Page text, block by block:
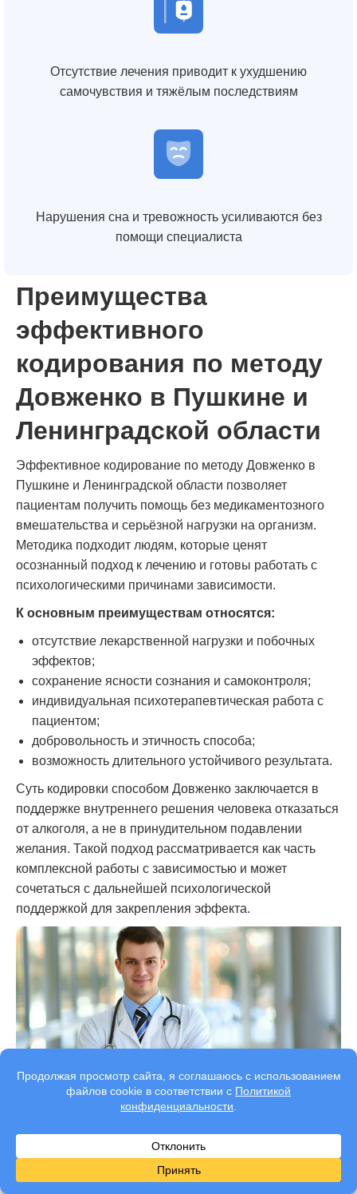
Отсутствие лечения приводит к ухудшению
самочувствия и тяжёлым последствиям
Нарушения сна и тревожность усиливаются без
помощи специалиста
Преимущества
эффективного
кодирования по методу
Довженко в Пушкине и
Ленинградской области
Эффективное кодирование по методу Довженко в
Пушкине и Ленинградской области позволяет
пациентам получить помощь без медикаментозного
вмешательства и серьёзной нагрузки на организм.
Методика подходит людям, которые ценят
осознанный подход к лечению и готовы работать с
психологическими причинами зависимости.
К основным преимуществам относятся:
отсутствие лекарственной нагрузки и побочных
эффектов;
сохранение ясности сознания и самоконтроля;
индивидуальная психотерапевтическая работа с
пациентом;
добровольность и этичность способа;
возможность длительного устойчивого результата.
Суть кодировки способом Довженко заключается в
поддержке внутреннего решения человека отказаться
от алкоголя, а не в принудительном подавлении
желания. Такой подход рассматривается как часть
комплексной работы с зависимостью и может
сочетаться с дальнейшей психологической
поддержкой для закрепления эффекта.
Качественное кодирование от алкоголизмапо
методу Довженко в Пушкине — это
немедикаментозный способ помощи при